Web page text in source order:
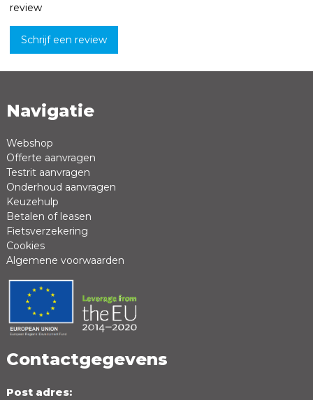
review
Schrijf een review
Naam *
Review *
Positieve punten
Navigatie
Webshop
Offerte aanvragen
Testrit aanvragen
Onderhoud aanvragen
Keuzehulp
Betalen of leasen
Fietsverzekering
Cookies
Algemene voorwaarden
Contactgegevens
Post adres: